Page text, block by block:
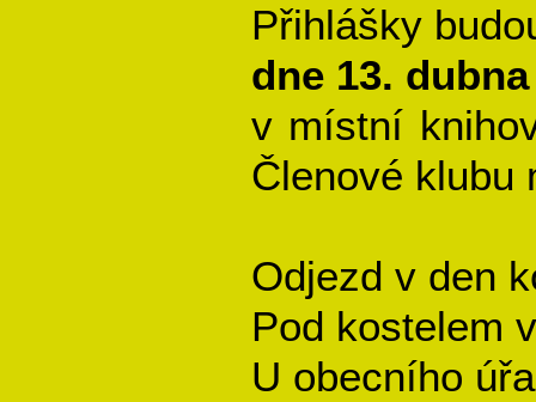
Přihlášky
dne 13.
v místní
Členové klubu
Odjezd v den
Pod kostelem
U obecního